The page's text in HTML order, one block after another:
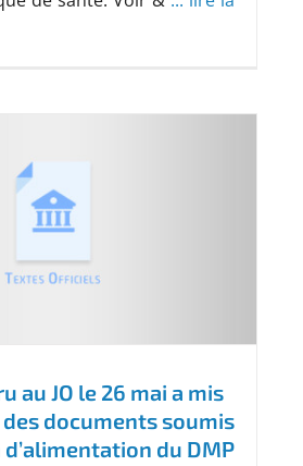
au JO le 26 mai a mis
documents soumis
du DMP